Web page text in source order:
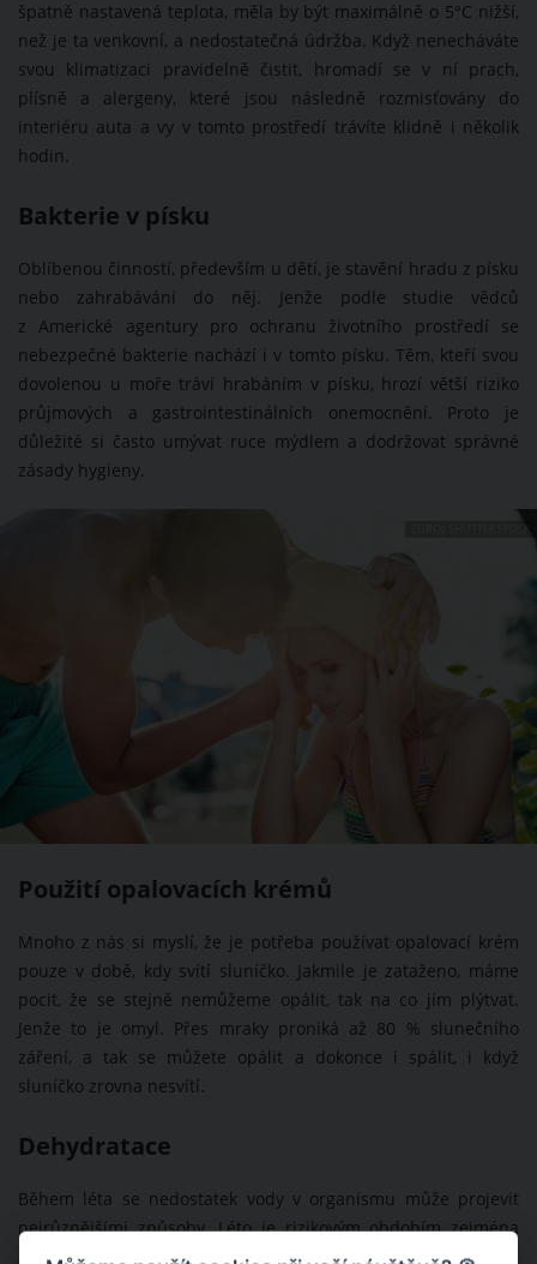
špatně nastavená teplota, měla by být maximálně o 5°C nižší,
než je ta venkovní, a nedostatečná údržba. Když nenecháváte
svou klimatizaci pravidelně čistit, hromadí se v ní prach,
plísně a alergeny, které jsou následně rozmisťovány do
interiéru auta a vy v tomto prostředí trávíte klidně i několik
hodin.
Bakterie v písku
Oblíbenou činností, především u dětí, je stavění hradu z písku
nebo zahrabávání do něj. Jenže podle studie vědců
z Americké agentury pro ochranu životního prostředí se
nebezpečné bakterie nachází i v tomto písku. Těm, kteří svou
dovolenou u moře tráví hrabáním v písku, hrozí větší riziko
průjmových a gastrointestinálních onemocnění. Proto je
důležité si často umývat ruce mýdlem a dodržovat správné
zásady hygieny.
ZDROJ: SHUTTERSTOCK
Použití opalovacích krémů
Mnoho z nás si myslí, že je potřeba používat opalovací krém
pouze v době, kdy svítí sluníčko. Jakmile je zataženo, máme
pocit, že se stejně nemůžeme opálit, tak na co jím plýtvat.
Jenže to je omyl. Přes mraky proniká až 80 % slunečního
záření, a tak se můžete opálit a dokonce i spálit, i když
sluníčko zrovna nesvítí.
Dehydratace
Během léta se nedostatek vody v organismu může projevit
nejrůznějšími způsoby. Léto je rizikovým obdobím zejména
z důvodu, že během dne v parných letních dnech spoustu